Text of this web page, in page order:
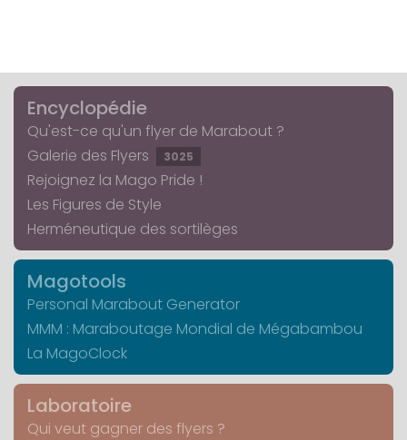
Encyclopédie
Qu'est-ce qu'un flyer de Marabout ?
Galerie des Flyers
3025
Rejoignez la Mago Pride !
Les Figures de Style
Herméneutique des sortilèges
Magotools
Personal Marabout Generator
MMM : Maraboutage Mondial de Mégabambou
La MagoClock
Laboratoire
Qui veut gagner des flyers ?